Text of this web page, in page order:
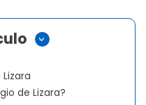
>
de Lizara?